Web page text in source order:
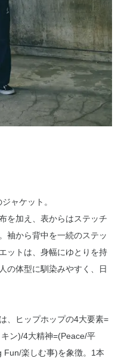
ャケット。
を加え、表からはステッチ
袖から背中を一続のステッ
ットは、身幅にゆとりを持
の体型に馴染みやすく、日
、ヒップホップの4大要素=
ン)/4大精神=(Peace/平
楽しむ事)を象徴。1本